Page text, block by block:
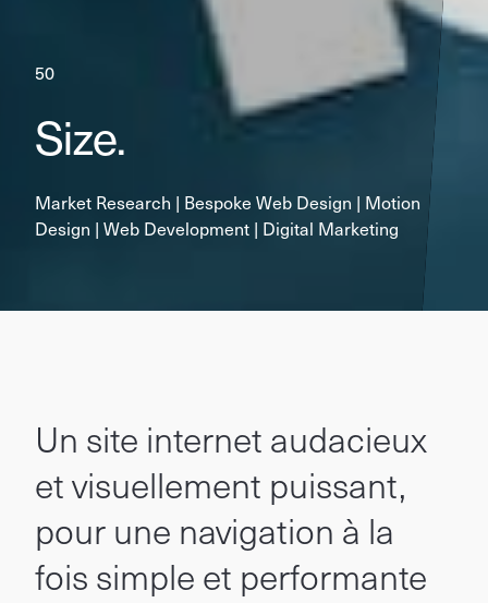
50
Size.
Market Research | Bespoke Web Design | Motion
Design | Web Development | Digital Marketing
Un site internet audacieux
et visuellement puissant,
pour une navigation à la
fois simple et performante